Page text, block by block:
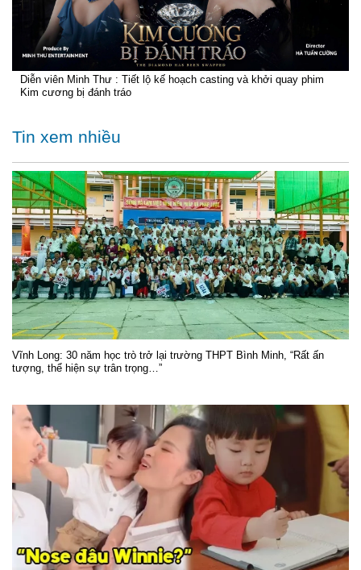
Diễn viên Minh Thư : Tiết lộ kế hoạch casting và khởi quay phim
Kim cương bị đánh tráo
Tin xem nhiều
Vĩnh Long: 30 năm học trò trở lại trường THPT Bình Minh, “Rất ấn
tượng, thể hiện sự trân trọng…”